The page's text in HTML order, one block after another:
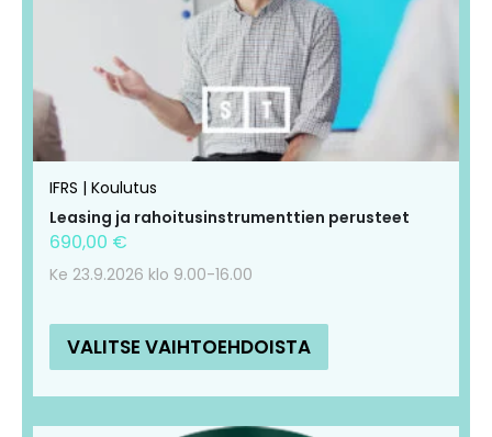
IFRS | Koulutus
Leasing ja rahoitusinstrumenttien perusteet
690,00 €
Ke 23.9.2026 klo 9.00-16.00
VALITSE VAIHTOEHDOISTA